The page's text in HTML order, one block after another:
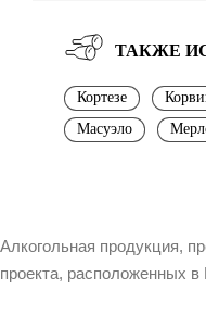
ТАКЖЕ
Кортезе
Масуэло
Алкогольная продукция,
проекта, расположенных